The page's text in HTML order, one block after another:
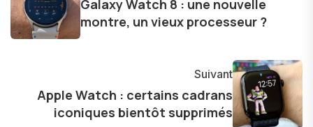
dans le paysage technologique en constante
évolution.
Galaxy Watch 8 : une nouvelle
montre, un vieux processeur ?
Suivant
Apple Watch : certains cadrans
iconiques bientôt supprimés